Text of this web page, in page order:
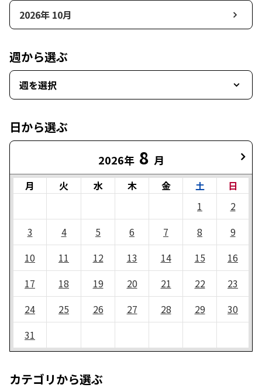
2026年 10月
週から選ぶ
週を選択
日から選ぶ
2026年 8 月
月 火 水 木 金 土
日
1
2
3
4 5 6 7 8
9
10
11 12 13 14 15
16
17
18 19 20 21 22
23
24
25 26 27 28 29
30
31
カテゴリから選ぶ